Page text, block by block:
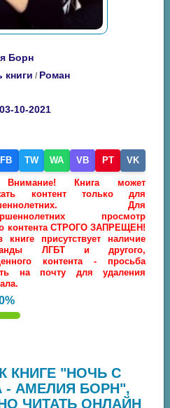
Борн
книги / Роман
10-2021
FB TW WA VB PT VK
Внимание! Книга может
контент только для
Для
просмотр
контента СТРОГО ЗАПРЕЩЕН!
книге присутствует наличие
ЛГБТ и другого,
контента - просьба
на почту для удаления
КНИГЕ "НОЧЬ С
- АМЕЛИЯ БОРН",
ЧИТАТЬ ОНЛАЙН